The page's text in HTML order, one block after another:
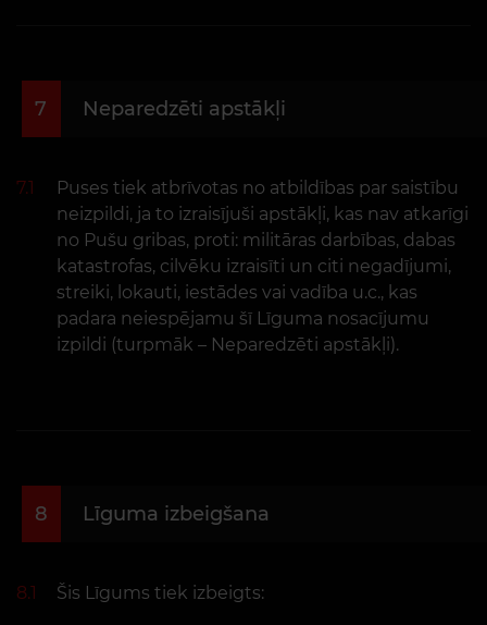
7 Neparedzēti apstākļi
7.1
Puses tiek atbrīvotas no atbildības par saistību
neizpildi, ja to izraisījuši apstākļi, kas nav atkarīgi
no Pušu gribas, proti: militāras darbības, dabas
katastrofas, cilvēku izraisīti un citi negadījumi,
streiki, lokauti, iestādes vai vadība u.c., kas
padara neiespējamu šī Līguma nosacījumu
izpildi (turpmāk – Neparedzēti apstākļi).
8 Līguma izbeigšana
8.1 Šis Līgums tiek izbeigts: